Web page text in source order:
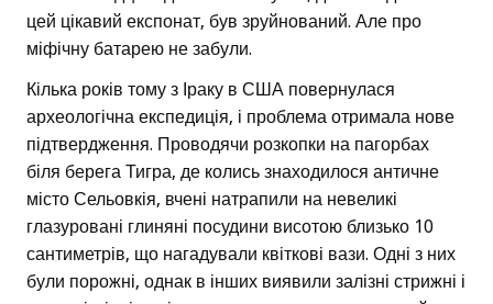
цей цікавий експонат, був зруйнований. Але про
міфічну батарею не забули.
Кілька років тому з Іраку в США повернулася
археологічна експедиція, і проблема отримала нове
підтвердження. Проводячи розкопки на пагорбах
біля берега Тигра, де колись знаходилося античне
місто Сельовкія, вчені натрапили на невеликі
глазуровані глиняні посудини висотою близько 10
сантиметрів, що нагадували квіткові вази. Одні з них
були порожні, однак в інших виявили залізні стрижні і